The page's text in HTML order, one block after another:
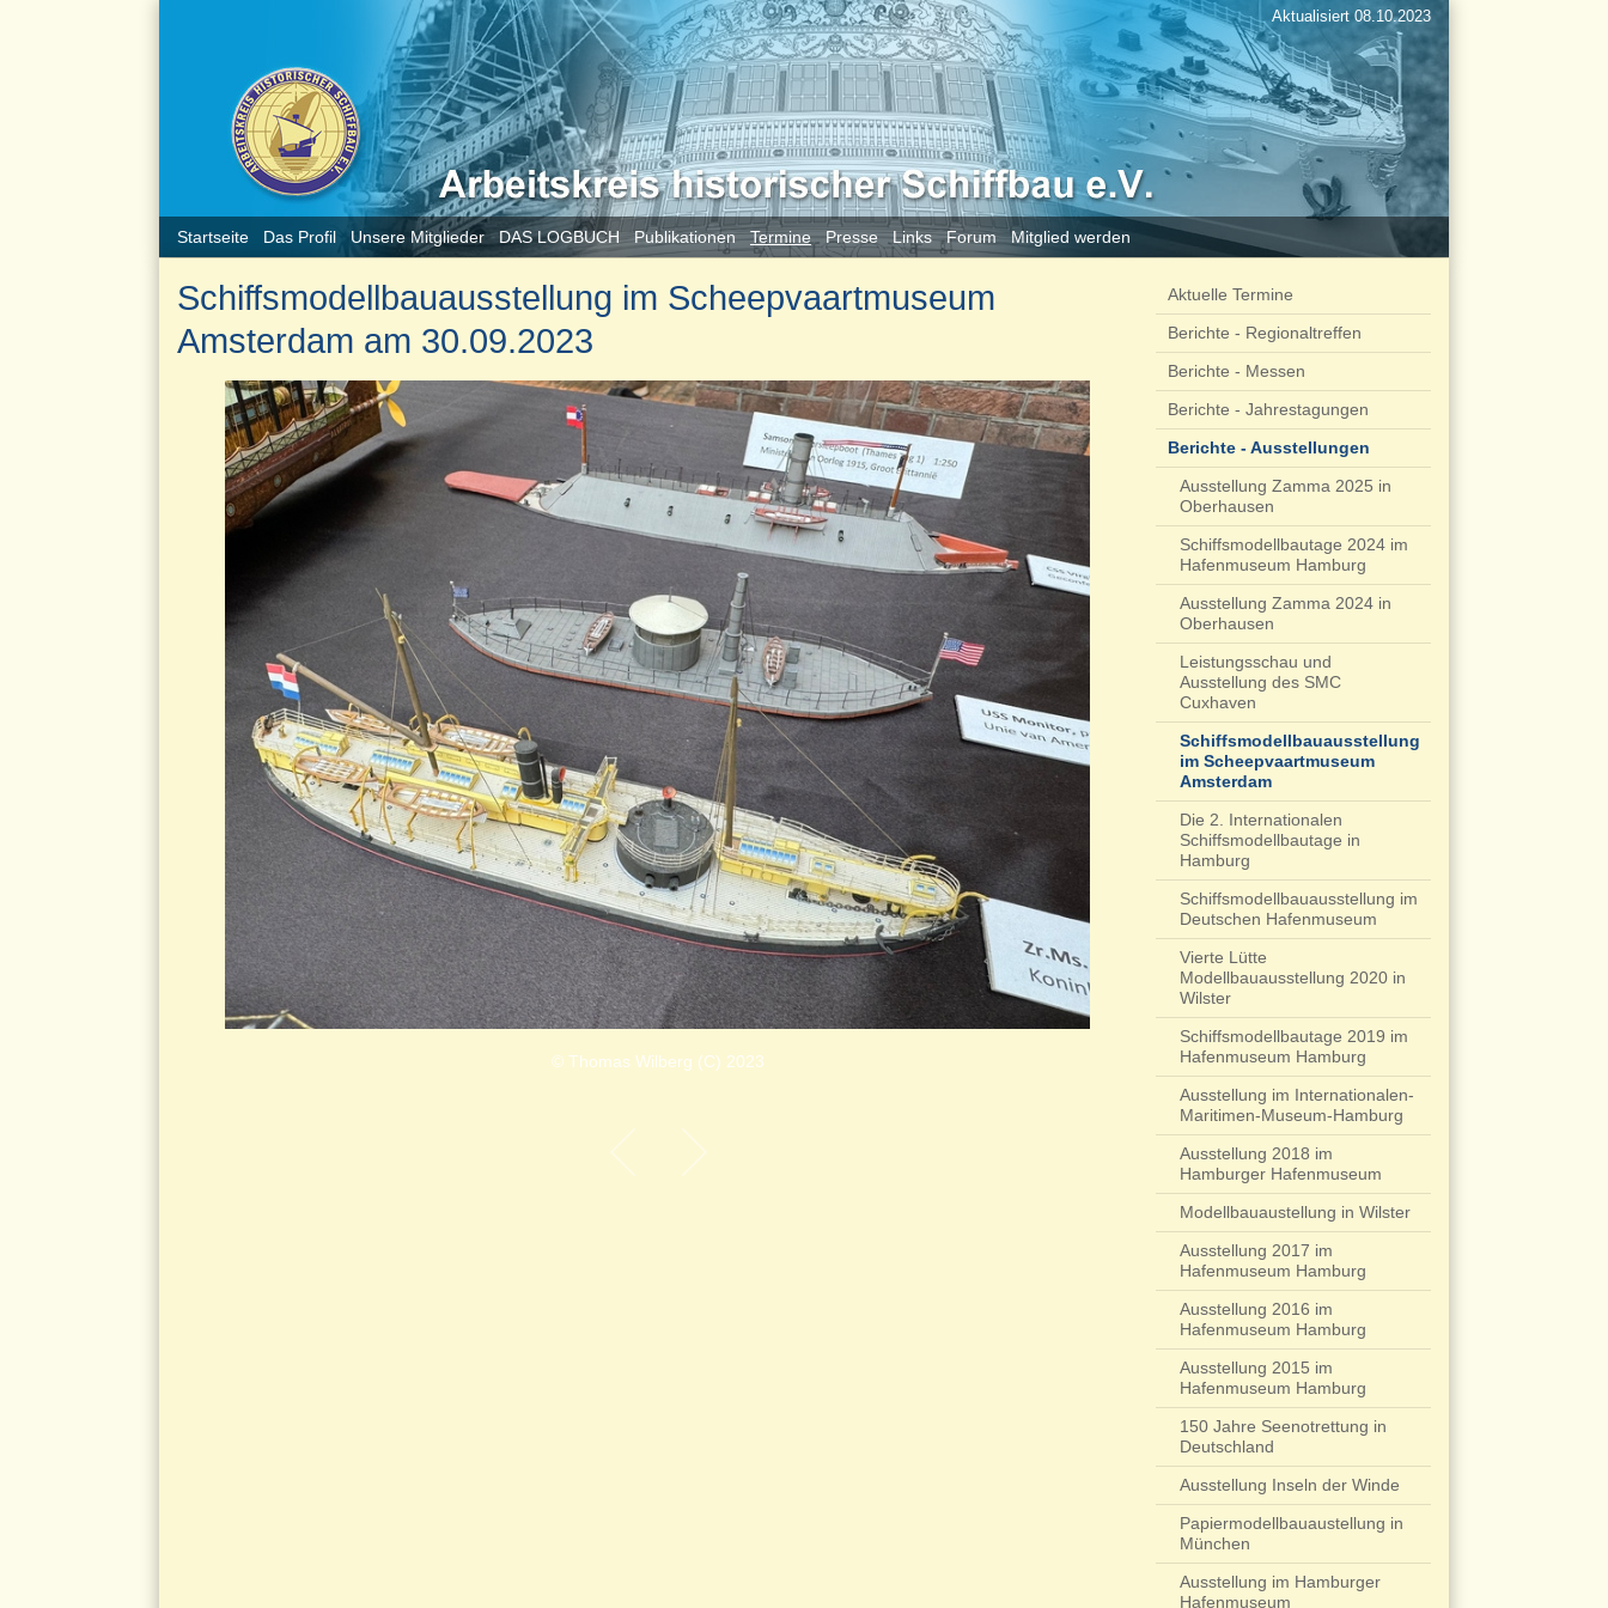
Startseite Das Profil Unsere Mitglieder DAS LOGBUCH Publikationen Termine Presse Links Forum Mitglied werden
Aktualisiert 08.10.2023
Schiffsmodellbauausstellung im Scheepvaartmuseum
Amsterdam am 30.09.2023
© Thomas Wilberg (C) 2023
Aktuelle Termine
Berichte - Regionaltreffen
Berichte - Messen
Berichte - Jahrestagungen
Berichte - Ausstellungen
Ausstellung Zamma 2025 in
Oberhausen
Schiffsmodellbautage 2024 im
Hafenmuseum Hamburg
Ausstellung Zamma 2024 in
Oberhausen
Leistungsschau und
Ausstellung des SMC
Cuxhaven
Schiffsmodellbauausstellung
im Scheepvaartmuseum
Amsterdam
Die 2. Internationalen
Schiffsmodellbautage in
Hamburg
Schiffsmodellbauausstellung im
Deutschen Hafenmuseum
Vierte Lütte
Modellbauausstellung 2020 in
Wilster
Schiffsmodellbautage 2019 im
Hafenmuseum Hamburg
Ausstellung im Internationalen-
Maritimen-Museum-Hamburg
Ausstellung 2018 im
Hamburger Hafenmuseum
Modellbauaustellung in Wilster
Ausstellung 2017 im
Hafenmuseum Hamburg
Ausstellung 2016 im
Hafenmuseum Hamburg
Ausstellung 2015 im
Hafenmuseum Hamburg
150 Jahre Seenotrettung in
Deutschland
Ausstellung Inseln der Winde
Papiermodellbauaustellung in
München
Ausstellung im Hamburger
Hafenmuseum